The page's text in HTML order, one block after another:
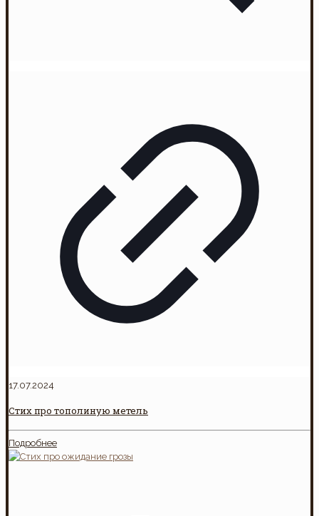
17.07.2024
Стих про тополиную метель
Подробнее